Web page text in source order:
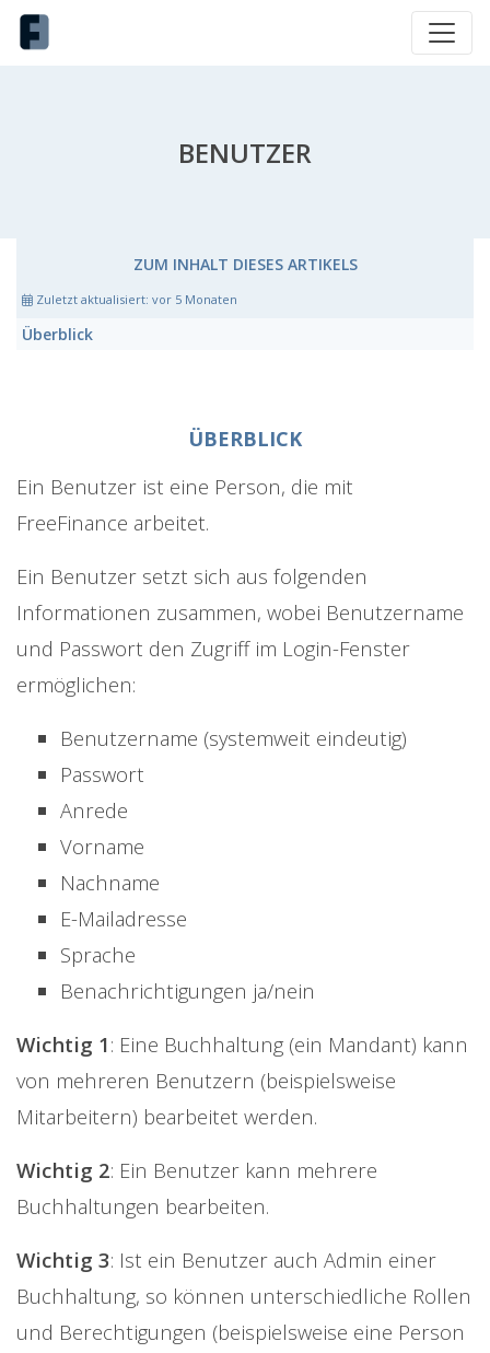
BENUTZER
ZUM INHALT DIESES ARTIKELS
Zuletzt aktualisiert: vor 5 Monaten
Überblick
ÜBERBLICK
Ein Benutzer ist eine Person, die mit
FreeFinance arbeitet.
Ein Benutzer setzt sich aus folgenden
Informationen zusammen, wobei Benutzername
und Passwort den Zugriff im Login-Fenster
ermöglichen:
Benutzername (systemweit eindeutig)
Passwort
Anrede
Vorname
Nachname
E-Mailadresse
Sprache
Benachrichtigungen ja/nein
Wichtig 1: Eine Buchhaltung (ein Mandant) kann
von mehreren Benutzern (beispielsweise
Mitarbeitern) bearbeitet werden.
Wichtig 2: Ein Benutzer kann mehrere
Buchhaltungen bearbeiten.
Wichtig 3: Ist ein Benutzer auch Admin einer
Buchhaltung, so können unterschiedliche Rollen
und Berechtigungen (beispielsweise eine Person